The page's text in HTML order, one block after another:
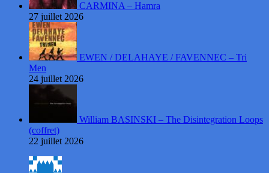
CARMINA – Hamra
27 juillet 2026
EWEN / DELAHAYE / FAVENNEC – Tri
Men
24 juillet 2026
William BASINSKI – The Disintegration Loops
(coffret)
22 juillet 2026